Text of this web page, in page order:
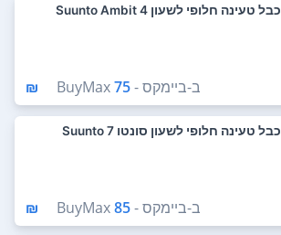
כבל טעינה חלופי לשעון Suunto Ambit 4
ב-ביימקס - BuyMax75 ₪
כבל טעינה חלופי לשעון סונטו Suunto 7
ב-ביימקס - BuyMax85 ₪